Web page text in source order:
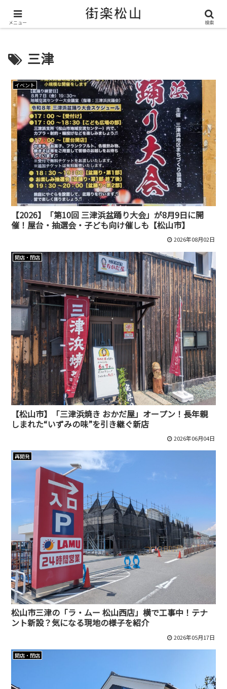
＼ 松山の街を“オモシロク”する地域情報メディア ／
三津
イベント
【2026】「第10回 三津浜盆踊り大会」が8月9日に開
催！屋台・抽選会・子ども向け催しも【松山市】
2026年08月02日
開店・閉店
【松山市】「三津浜焼き おかだ屋」オープン！長年親
しまれた“いずみの味”を引き継ぐ新店
2026年06月04日
再開発
松山市三津の「ラ・ムー 松山西店」横で工事中！テナ
ント新設？気になる現地の様子を紹介
2026年05月17日
開店・閉店
メニュー 検索